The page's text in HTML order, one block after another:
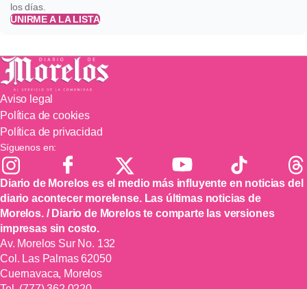
los días.
UNIRME A LA LISTA
Aviso legal
Política de cookies
Política de privacidad
Síguenos en:
Diario de Morelos es el medio más influyente en noticias del
diario acontecer morelense. Las últimas noticias de
Morelos. / Diario de Morelos te comparte las versiones
impresas sin costo.
Av. Morelos Sur No. 132
Col. Las Palmas 62050
Cuernavaca, Morelos